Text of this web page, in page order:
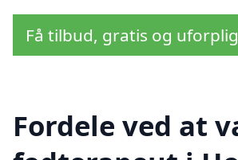
Få tilbud, gratis og
Fordele ved at